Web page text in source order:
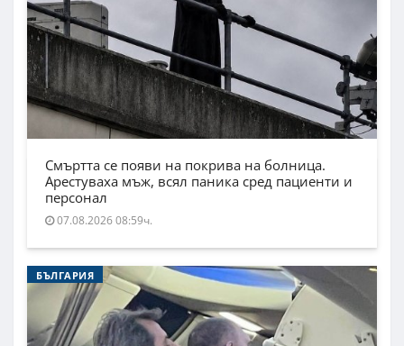
Смъртта се появи на покрива на болница.
Арестуваха мъж, всял паника сред пациенти и
персонал
07.08.2026 08:59ч.
БЪЛГАРИЯ